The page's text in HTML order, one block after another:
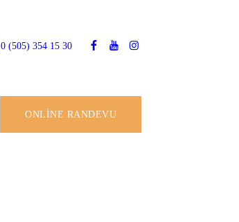
0 (505) 354 15 30
ONLINE RANDEVU